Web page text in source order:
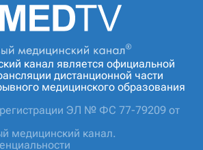
канал является официальной
дистанционной части
медицинского образования
регистрации ЭЛ № ФС 77-79209 от
медицинский канал.